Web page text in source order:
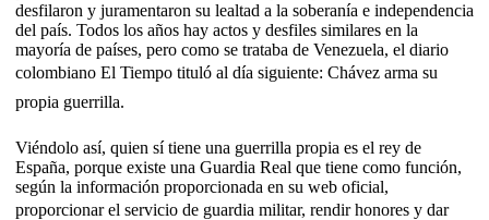
desfilaron y juramentaron su lealtad a la soberanía e independencia
del país. Todos los años hay actos y desfiles similares en la
mayoría de países, pero como se trataba de Venezuela, el diario
colombiano El Tiempo tituló al día siguiente: Chávez arma su
propia guerrilla.
Viéndolo así, quien sí tiene una guerrilla propia es el rey de
España, porque existe una Guardia Real que tiene como función,
según la información proporcionada en su web oficial,
proporcionar el servicio de guardia militar, rendir honores y dar